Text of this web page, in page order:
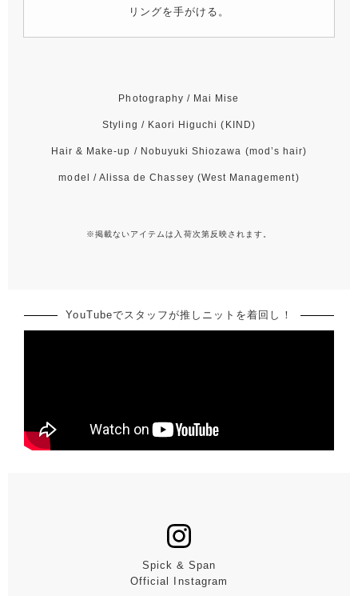
リングを手がける。
Photography / Mai Mise
Styling / Kaori Higuchi (KIND)
Hair & Make-up / Nobuyuki Shiozawa (mod’s hair)
model / Alissa de Chassey (West Management)
※掲載ないアイテムは入荷次第反映されます。
YouTubeでスタッフが推しニットを着回し！
Spick & Span
Official Instagram